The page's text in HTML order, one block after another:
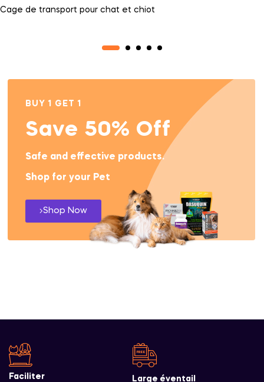
Cage de transport pour chat et chiot
BUY 1 GET 1
Save 50% Off
Safe and effective products.
Shop for your Pet
Shop Now
Faciliter Large éventail